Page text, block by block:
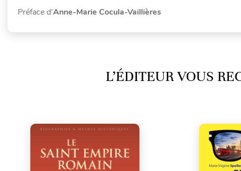
Préface d’Anne-Marie Cocula-Vaillières
L’ÉDITEUR VOUS